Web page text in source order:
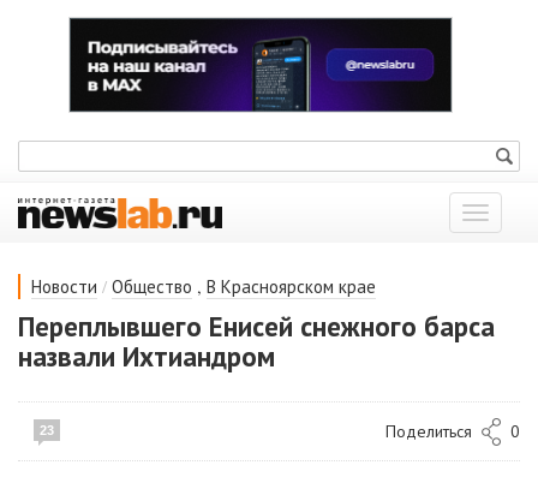
Показать
меню
Новости / Общество , В Красноярском крае
Переплывшего Енисей снежного барса
назвали Ихтиандром
23 Поделиться 0